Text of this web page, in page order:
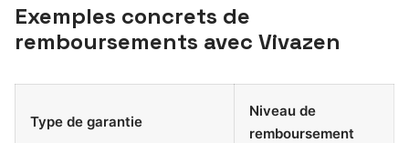
Exemples concrets de
remboursements avec Vivazen
Type de garantie
Niveau de
remboursement